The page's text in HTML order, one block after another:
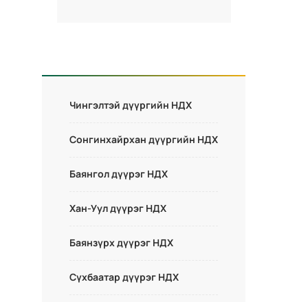
Чингэлтэй дүүргийн НДХ
Сонгинхайрхан дүүргийн НДХ
Баянгол дүүрэг НДХ
Хан-Уул дүүрэг НДХ
Баянзүрх дүүрэг НДХ
Сүхбаатар дүүрэг НДХ